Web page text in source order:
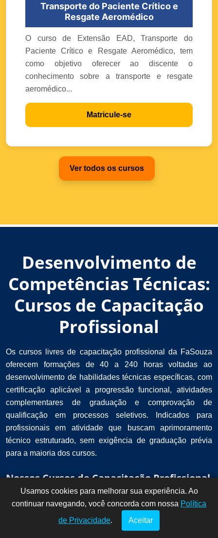
Transporte do Paciente Crítico e
Resgate Aeromédico
O curso de Extensão EAD, Transporte do
Paciente Crítico e Resgate Aeromédico, tem
como objetivo oferecer ao discente o
conhecimento sobre a transporte e resgate
aeromédico...
Matricule-se
Ver todos os cursos
Desenvolvimento de
Competências Técnicas:
Cursos de Capacitação
Profissional
Os cursos livres de capacitação profissional da FaSouza
oferecem formações de 40 a 240 horas voltadas ao
desenvolvimento de habilidades técnicas específicas, com
certificação aplicável a progressão funcional, atividades
complementares de graduação e comprovação de
qualificação em processos seletivos. Indicados para
profissionais em atividade que buscam aprimoramento
técnico estruturado, sem exigência de graduação prévia
para a maioria dos cursos.
Nossos Cursos de Capacitação Profissional
!
Dúvidas? Fale
conosco por
aqui!
Usamos cookies para melhorar sua experiência. Ao
continuar navegando, você concorda com nossa Política
de Privacidade. Aceitar